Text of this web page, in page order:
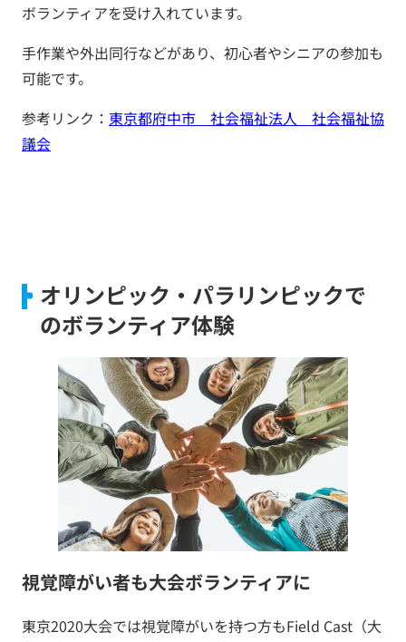
ボランティアを受け入れています。
手作業や外出同行などがあり、初心者やシニアの参加も
可能です。
参考リンク： 東京都府中市 社会福祉法人 社会福祉協
議会
オリンピック・パラリンピックで
のボランティア体験
視覚障がい者も大会ボランティアに
東京2020大会では視覚障がいを持つ方もField Cast（大